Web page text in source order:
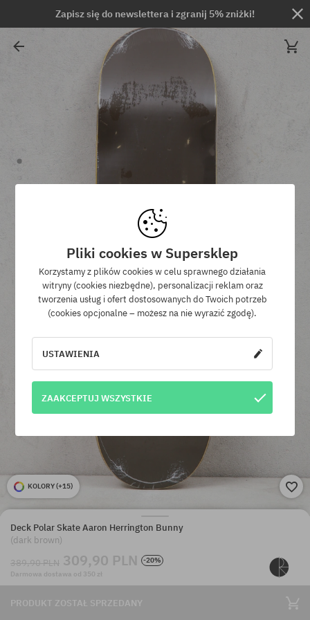
Zapisz się do newslettera i zgranij 5% zniżki!
KOLORY (+15)
Deck Polar Skate Aaron Herrington Bunny
(dark brown)
389,90 PLN 309,90 PLN
-20%
Darmowa dostawa od 350 zł
PRODUKT ZOSTAŁ SPRZEDANY
Pliki cookies w Supersklep
Korzystamy z plików cookies w celu sprawnego działania
witryny (cookies niezbędne), personalizacji reklam oraz
tworzenia usług i ofert dostosowanych do Twoich potrzeb
(cookies opcjonalne – możesz na nie wyrazić zgodę).
USTAWIENIA
ZAAKCEPTUJ WSZYSTKIE